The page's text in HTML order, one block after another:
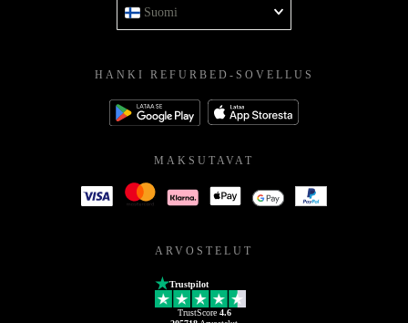
Suomi
HANKI REFURBED-SOVELLUS
MAKSUTAVAT
ARVOSTELUT
Trustpilot
TrustScore 4.6